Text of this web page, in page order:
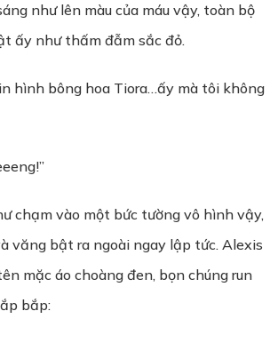
như lên màu của máu vậy, toàn bộ
ấy như thấm đẫm sắc đỏ.
hình bông hoa Tiora…ấy mà tôi không
chạm vào một bức tường vô hình vậy,
văng bật ra ngoài ngay lập tức. Alexis
mặc áo choàng đen, bọn chúng run
bắp: